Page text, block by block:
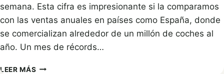
semana. Esta cifra es impresionante si la comparamos
con las ventas anuales en países como España, donde
se comercializan alrededor de un millón de coches al
año. Un mes de récords…
LEER MÁS BYD